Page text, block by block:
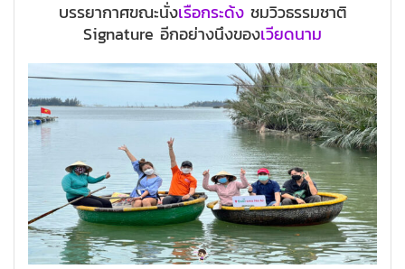
บรรยากาศขณะนั่งเรือกระด้งชมวิวธรรมชาติ
Signature อีกอย่างนึงของเวียดนาม